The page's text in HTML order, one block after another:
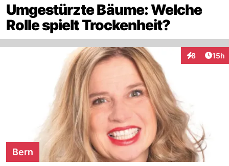
Umgestürzte Bäume: Welche
Rolle spielt Trockenheit?
8
Interaktionen
15h
Bern